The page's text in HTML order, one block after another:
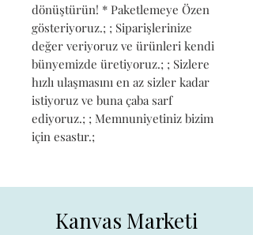
dönüştürün! * Paketlemeye Özen
gösteriyoruz.; ; Siparişlerinize
değer veriyoruz ve ürünleri kendi
bünyemizde üretiyoruz.; ; Sizlere
hızlı ulaşmasını en az sizler kadar
istiyoruz ve buna çaba sarf
ediyoruz.; ; Memnuniyetiniz bizim
için esastır.;
Kanvas Marketi